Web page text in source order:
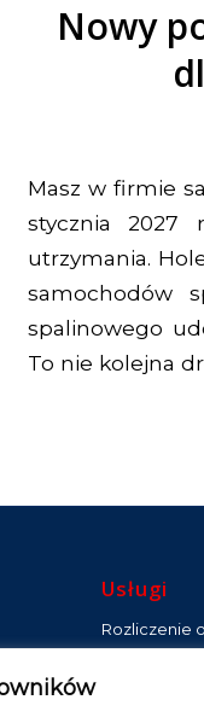
Nowy
Masz w firmie
stycznia 2027
utrzymania.
samochodów
spalinowego
To nie kolejna
Usługi
Rozliczenie
Księgowość